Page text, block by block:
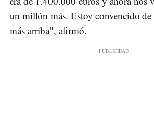
un millón más. Estoy convencido
más arriba", afirmó.